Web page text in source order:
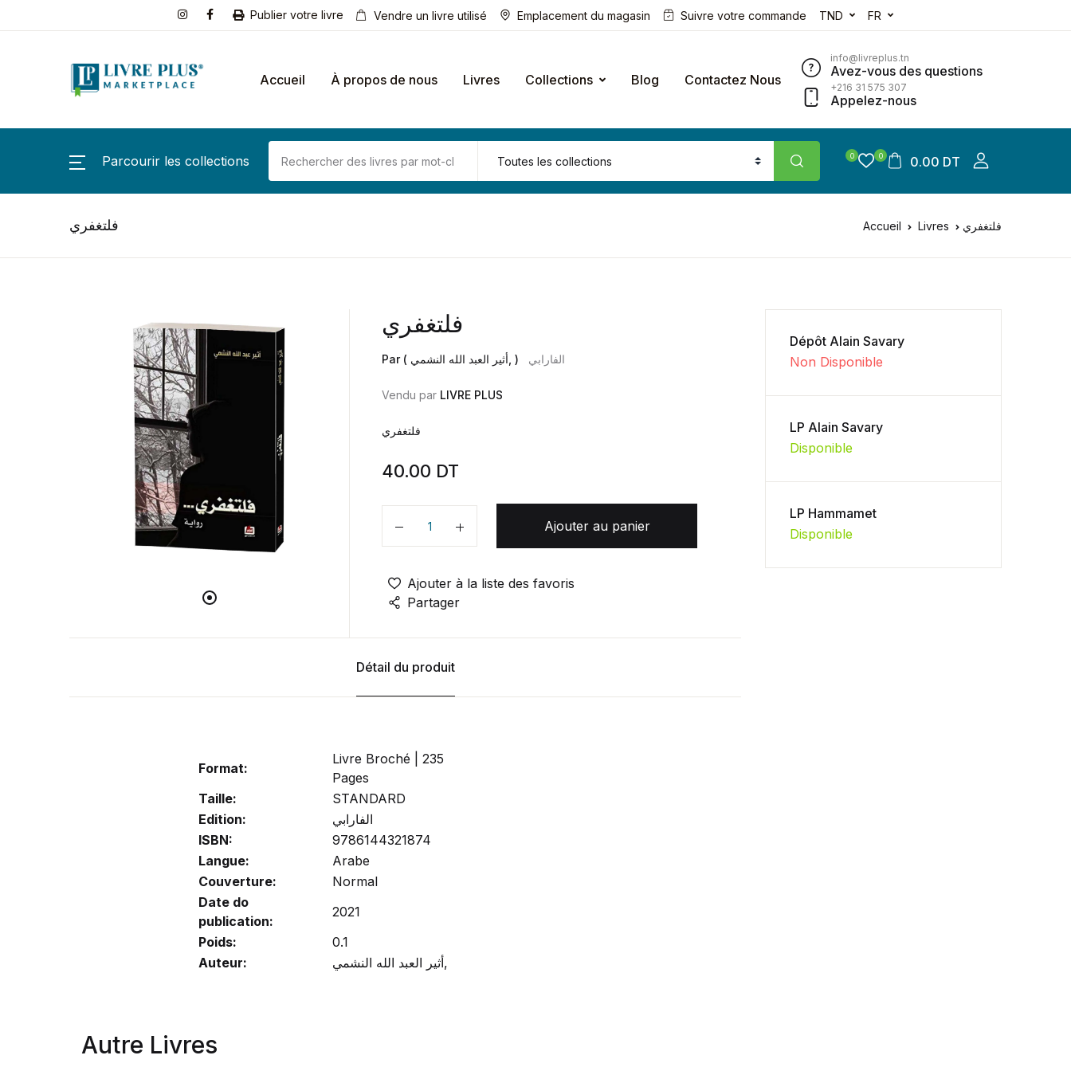
Publier votre livre Vendre un livre utilisé Emplacement du magasin Suivre votre commande TND FR
Accueil À propos de nous Livres Collections Blog Contactez Nous
info@livreplus.tn
Avez-vous des questions
+216 31 575 307
Appelez-nous
Parcourir les collections 0 0 0.00 DT
فلتغفري Accueil Livres فلتغفري
فلتغفري
Par ( أثير العبد الله النشمي, ) الفارابي
Vendu par LIVRE PLUS
فلتغفري
40.00 DT
Quantité
Ajouter au panier
Ajouter à la liste des favoris
Partager
Détail du produit
Format:
Livre Broché | 235
Pages
Taille:
STANDARD
Edition:
الفارابي
ISBN:
9786144321874
Langue:
Arabe
Couverture:
Normal
Date do
publication:
2021
Poids:
0.1
Auteur:
أثير العبد الله النشمي,
Dépôt Alain Savary
Non Disponible
LP Alain Savary
Disponible
LP Hammamet
Disponible
Autre Livres